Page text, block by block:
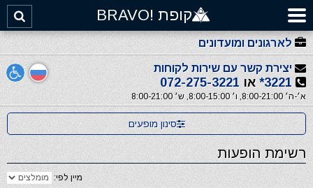
קופת !BRAVO
לארגונים ומועדונים
יצירת קשר עם שירות לקוחות
3221* או 072-275-3221
א׳-ה׳ 8:00-21:00, ו׳ 8:00-15:00, ש׳ 8:00-21:00
סינון מופעים
רשימת הופעות
מיין לפי: